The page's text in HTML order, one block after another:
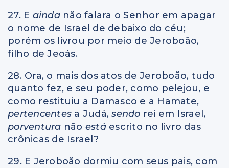
27. E ainda não falara o Senhor em apagar
o nome de Israel de debaixo do céu;
porém os livrou por meio de Jeroboão,
filho de Jeoás.
28. Ora, o mais dos atos de Jeroboão, tudo
quanto fez, e seu poder, como pelejou, e
como restituiu a Damasco e a Hamate,
pertencentes a Judá,sendo rei em Israel,
porventura não está escrito no livro das
crônicas de Israel?
29. E Jeroboão dormiu com seus pais, com